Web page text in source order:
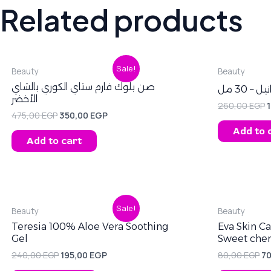
Related products
Sale!
Beauty
صن بلوك فارم ستاي الكوري ‌بالشاي
الأخضر
475,00EGP
was:
475,00 EGP.
350,00 EGP
Current
price
is:
350,00 EGP.
Add to cart
Beauty
30 مل
260,00EGP
Add to
Sale!
Beauty
Teresia 100% Aloe Vera Soothing
Gel
240,00EGP
was:
195,00 EGP
Current
price
is:
Beauty
Eva Skin
Sweet
80,00EGP